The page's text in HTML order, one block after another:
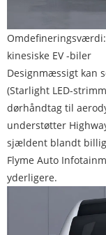
kinesiske EV -biler
Designmæssigt kan
(Starlight LED-
dørhåndtag til
understøtter
sjældent blandt
Flyme Auto
yderligere.